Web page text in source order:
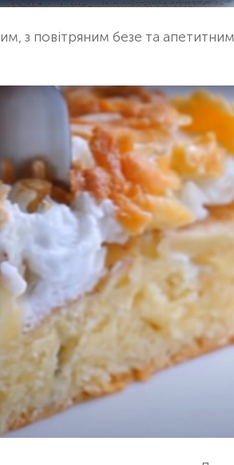
з повітряним безе та